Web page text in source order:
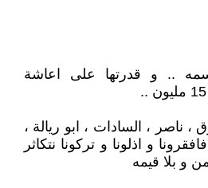
مليون نسمه .. و قدرتها على اعاشة
، ناصر ، السادات ، ابو ريالة ،
و اذلونا و تركونا نتكاثر
و بلا قيمه